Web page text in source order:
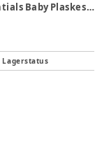
Swim Essentials Baby Plaskestol Med Skygge - Mermaid Bubbles
Lagerstatus